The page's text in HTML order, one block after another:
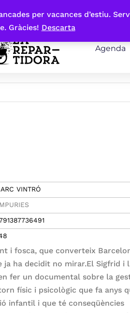
per vacances d’estiu.
Gràcies! Descarta
Agenda
VINTRÓ
i fosca, que converteix
ha decidit no mirar.El Sigfrid i
fer un documental sobre la
físic i psicològic que fa anys
infantil i que té conseqüències